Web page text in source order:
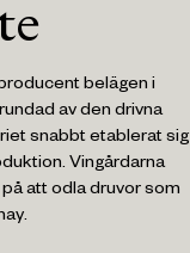
belägen i
av den drivna
snabbt etablerat sig
Vingårdarna
att odla druvor som